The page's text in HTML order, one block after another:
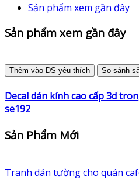
Sản phẩm xem gần đây
Sản phẩm xem gần đây
Thêm vào DS yêu thích So sánh
Decal dán kính cao cấp 3d
se192
Sản Phẩm Mới
Tranh dán tường cho quán